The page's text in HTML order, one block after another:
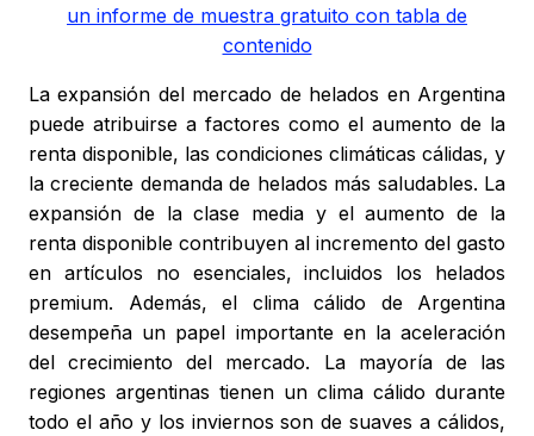
un informe de muestra gratuito con tabla de
contenido
La expansión del mercado de helados en Argentina
puede atribuirse a factores como el aumento de la
renta disponible, las condiciones climáticas cálidas, y
la creciente demanda de helados más saludables. La
expansión de la clase media y el aumento de la
renta disponible contribuyen al incremento del gasto
en artículos no esenciales, incluidos los helados
premium. Además, el clima cálido de Argentina
desempeña un papel importante en la aceleración
del crecimiento del mercado. La mayoría de las
regiones argentinas tienen un clima cálido durante
todo el año y los inviernos son de suaves a cálidos,